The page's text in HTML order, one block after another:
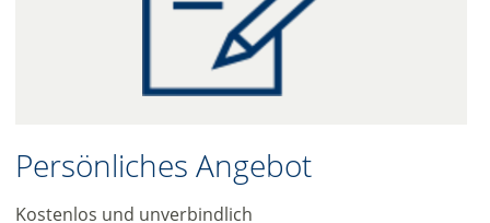
Persönliches Angebot
Kostenlos und unverbindlich